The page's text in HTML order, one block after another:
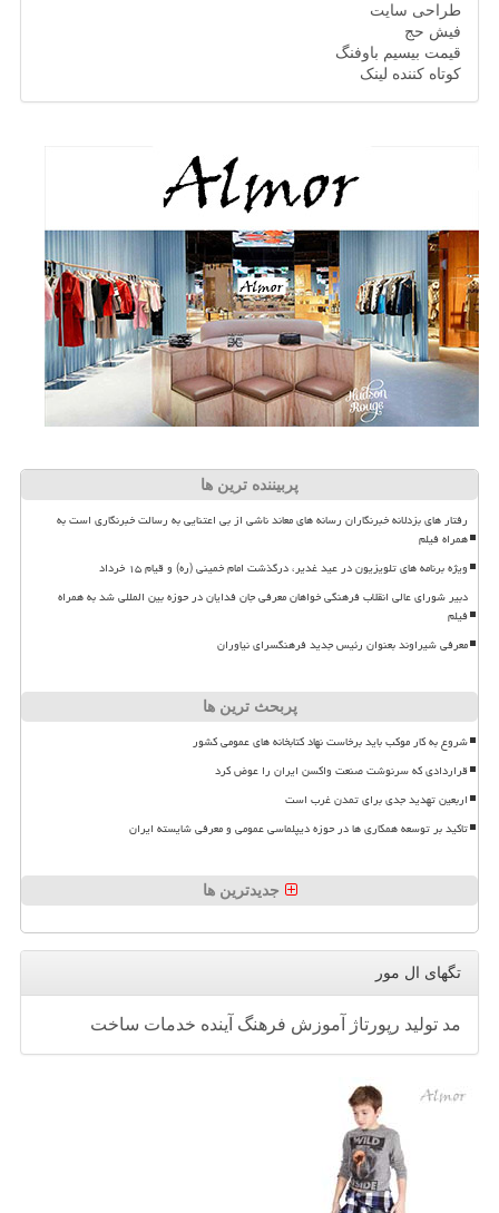
طراحی سایت
فیش حج
قیمت بیسیم باوفنگ
کوتاه کننده لینک
پربیننده ترین ها
رفتار های بزدلانه خبرنگاران رسانه های معاند ناشی از بی اعتنایی به رسالت خبرنگاری است به
همراه فیلم
ویژه برنامه های تلویزیون در عید غدیر، درگذشت امام خمینی (ره) و قیام ۱۵ خرداد
دبیر شورای عالی انقلاب فرهنگی خواهان معرفی جان فدایان در حوزه بین المللی شد به همراه
فیلم
معرفی شیراوند بعنوان رئیس جدید فرهنگسرای نیاوران
پربحث ترین ها
شروع به کار موکب باید برخاست نهاد کتابخانه های عمومی کشور
قراردادی که سرنوشت صنعت واکسن ایران را عوض کرد
اربعین تهدید جدی برای تمدن غرب است
تاکید بر توسعه همکاری ها در حوزه دیپلماسی عمومی و معرفی شایسته ایران
جدیدترین ها
تگهای ال مور
مد تولید رپورتاژ آموزش فرهنگ آینده خدمات ساخت